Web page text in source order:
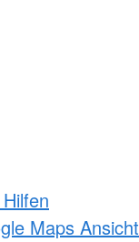
Maps Ansicht